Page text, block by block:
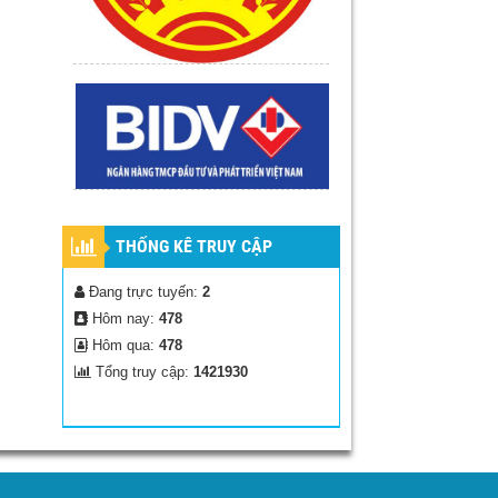
THỐNG KÊ TRUY CẬP
Đang trực tuyến: 2
Hôm nay: 478
Hôm qua: 478
Tổng truy cập: 1421930